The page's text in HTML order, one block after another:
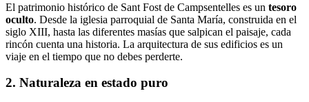
El patrimonio histórico de Sant Fost de Campsentelles es un tesoro
oculto. Desde la iglesia parroquial de Santa María, construida en el
siglo XIII, hasta las diferentes masías que salpican el paisaje, cada
rincón cuenta una historia. La arquitectura de sus edificios es un
viaje en el tiempo que no debes perderte.
2. Naturaleza en estado puro